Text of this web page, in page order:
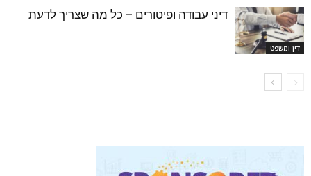
דין ומשפט
דיני עבודה ופיטורים – כל מה שצריך לדעת